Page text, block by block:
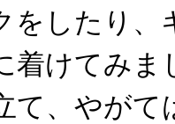
をしたり
着けてみま
て、やがて